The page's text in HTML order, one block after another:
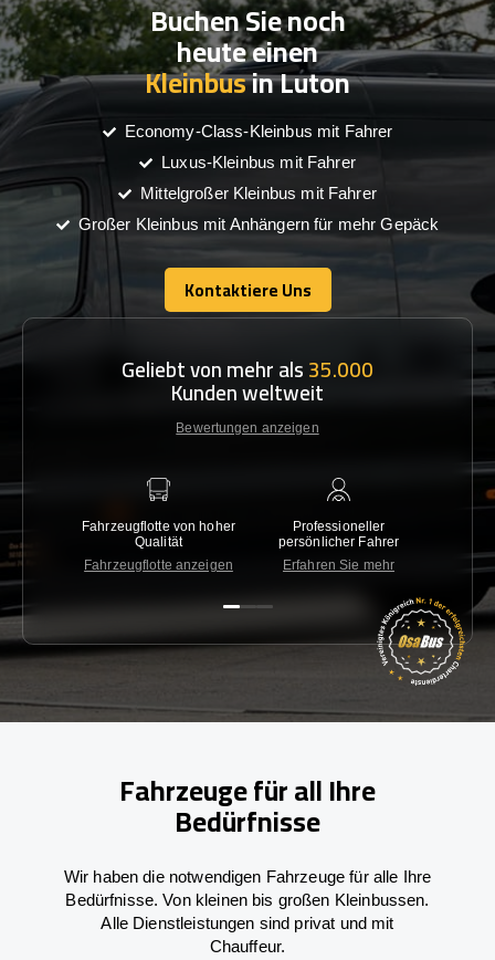
Buchen Sie noch
heute einen
Kleinbusin Luton
Economy-Class-Kleinbus mit Fahrer
Luxus-Kleinbus mit Fahrer
Mittelgroßer Kleinbus mit Fahrer
Großer Kleinbus mit Anhängern für mehr Gepäck
Kontaktiere Uns
Kontaktiere Uns
Geliebt von mehr als35.000
Kunden weltweit
Bewertungen anzeigen
Fahrzeugflotte von hoher
Qualität
Fahrzeugflotte anzeigen
Professioneller
persönlicher Fahrer
Erfahren Sie mehr
Fahrzeuge für all Ihre
Bedürfnisse
Wir haben die notwendigen Fahrzeuge für alle Ihre
Bedürfnisse. Von kleinen bis großen Kleinbussen.
Alle Dienstleistungen sind privat und mit
Chauffeur.